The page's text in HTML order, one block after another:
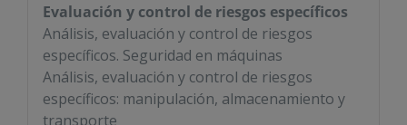
Evaluación y control de riesgos específicos
Análisis, evaluación y control de riesgos
específicos. Seguridad en máquinas
Análisis, evaluación y control de riesgos
específicos: manipulación, almacenamiento y
transporte